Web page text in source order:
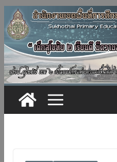
Skip
to
content